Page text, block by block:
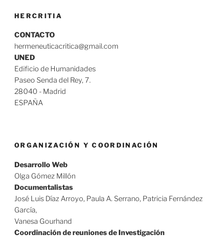
HERCRITIA
CONTACTO
hermeneuticacritica@gmail.com
UNED
Edificio de Humanidades
Paseo Senda del Rey, 7.
28040 - Madrid
ESPAÑA
ORGANIZACIÓN Y COORDINACIÓN
Desarrollo Web
Olga Gómez Millón
Documentalistas
José Luis Díaz Arroyo, Paula A. Serrano, Patricia Fernández
García,
Vanesa Gourhand
Coordinación de reuniones de Investigación